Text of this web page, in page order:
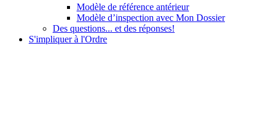
Modèle de référence antérieur
Modèle d’inspection avec Mon Dossier
Des questions... et des réponses!
S'impliquer à l'Ordre